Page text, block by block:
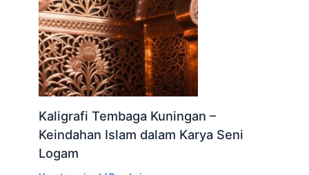
Kaligrafi Tembaga Kuningan –
Keindahan Islam dalam Karya Seni
Logam